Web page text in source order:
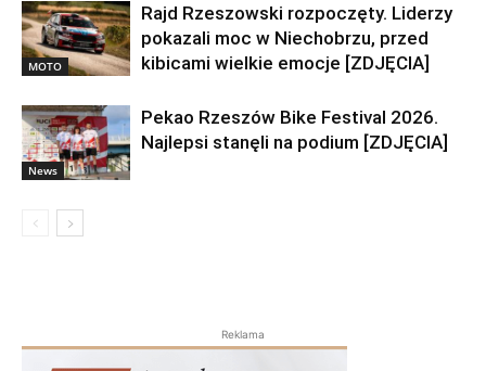
MOTO
Rajd Rzeszowski rozpoczęty. Liderzy
pokazali moc w Niechobrzu, przed
kibicami wielkie emocje [ZDJĘCIA]
News
Pekao Rzeszów Bike Festival 2026.
Najlepsi stanęli na podium [ZDJĘCIA]
Reklama